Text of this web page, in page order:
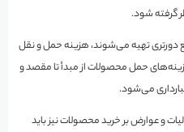
گرفته شود.
دورتری تهیه می‌شوند، هزینه حمل و نقل
حمل محصولات از مبدأ تا مقصد و
می‌شود.
و عوارض بر خرید محصولات نیز باید